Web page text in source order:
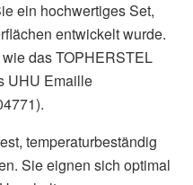
ein hochwertiges Set,
entwickelt wurde.
das TOPHERSTEL
UHU Emaille
temperaturbeständig
Sie eignen sich optimal